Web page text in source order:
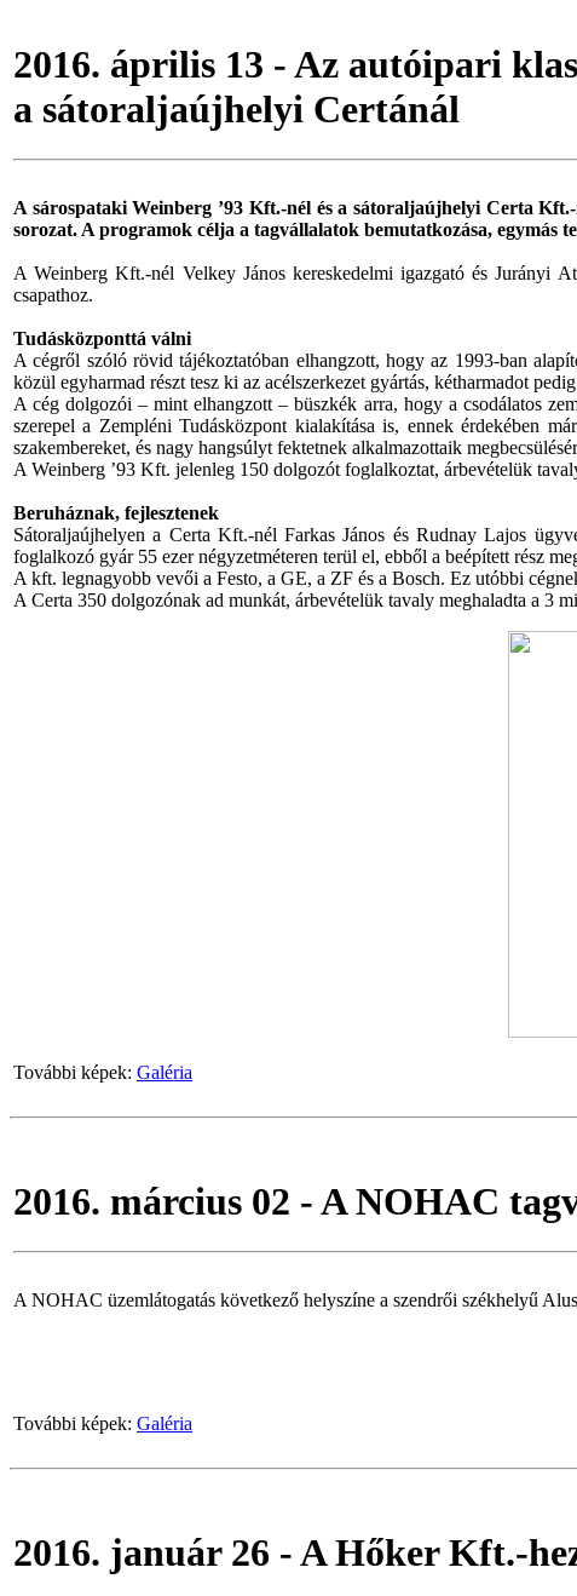
2016. április 13 - Az autóipari
a sátoraljaújhelyi Certánál
A sárospataki Weinberg ’93 Kft.-nél és a sátoraljaújhelyi Certa
sorozat. A programok célja a tagvállalatok bemutatkozása, egymás
A Weinberg Kft.-nél Velkey János kereskedelmi igazgató és Jurányi
csapathoz.
Tudásközponttá válni
A cégről szóló rövid tájékoztatóban elhangzott, hogy az 1993-ban
közül egyharmad részt tesz ki az acélszerkezet gyártás, kétharmadot
A cég dolgozói – mint elhangzott – büszkék arra, hogy a csodálatos
szerepel a Zempléni Tudásközpont kialakítása is, ennek érdekében
szakembereket, és nagy hangsúlyt fektetnek alkalmazottaik
A Weinberg ’93 Kft. jelenleg 150 dolgozót foglalkoztat, árbevételük
Beruháznak, fejlesztenek
Sátoraljaújhelyen a Certa Kft.-nél Farkas János és Rudnay Lajos
foglalkozó gyár 55 ezer négyzetméteren terül el, ebből a beépített rész
A kft. legnagyobb vevői a Festo, a GE, a ZF és a Bosch. Ez utóbbi
A Certa 350 dolgozónak ad munkát, árbevételük tavaly meghaladta a 3
További képek: Galéria
2016. március 02 - A NOHAC
A NOHAC üzemlátogatás következő helyszíne a szendrői székhelyű
További képek: Galéria
2016. január 26 - A Hőker Kft.-